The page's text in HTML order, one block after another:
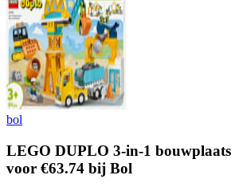
bol
LEGO DUPLO 3-in-1 bouwplaats
voor €63.74 bij Bol